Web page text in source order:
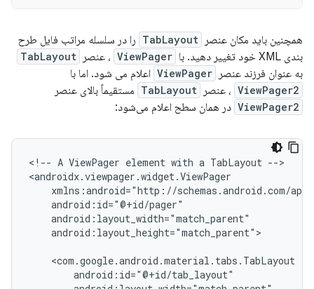
همچنین باید مکان عنصر TabLayout را در سلسله مراتب فایل طرح
بندی XML خود تغییر دهید. با
ViewPager ، عنصر TabLayout
به عنوان فرزند عنصر ViewPager اعلام می شود. اما با
ViewPager2 ، عنصر TabLayout مستقیماً بالای عنصر
ViewPager2 در همان سطح اعلام می‌شود:
<!-- A ViewPager element with a TabLayout -->
android:layout_height="match_parent">